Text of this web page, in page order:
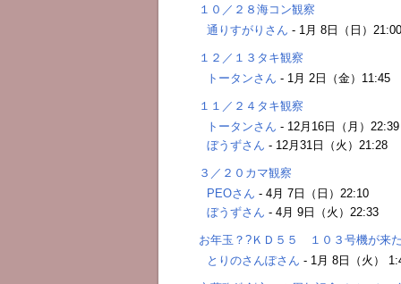
１０／２８海コン観察
通りすがりさん - 1月 8日（日）21:00
１２／１３タキ観察
トータンさん - 1月 2日（金）11:45
１１／２４タキ観察
トータンさん - 12月16日（月）22:39
ぼうずさん - 12月31日（火）21:28
３／２０カマ観察
PEOさん - 4月 7日（日）22:10
ぼうずさん - 4月 9日（火）22:33
お年玉？?ＫＤ５５ １０３号機が来た
とりのさんぽさん - 1月 8日（火）